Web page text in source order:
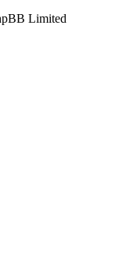
Limited